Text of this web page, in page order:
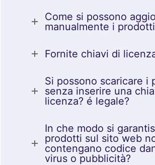
Come si possono
manualmente i
Fornite chiavi di
Si possono scaricare i
senza inserire una
licenza? é legale?
In che modo si
prodotti sul sito web
contengano codice
virus o pubblicità?